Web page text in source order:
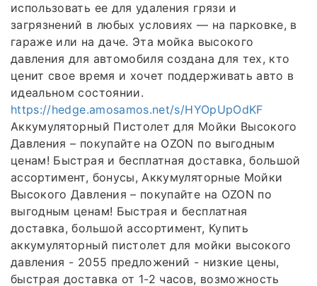
использовать ее для удаления грязи и
загрязнений в любых условиях — на парковке, в
гараже или на даче. Эта мойка высокого
давления для автомобиля создана для тех, кто
ценит свое время и хочет поддерживать авто в
идеальном состоянии.
https://hedge.amosamos.net/s/HYOpUpOdKF
Аккумуляторный Пистолет для Мойки Высокого
Давления – покупайте на OZON по выгодным
ценам! Быстрая и бесплатная доставка, большой
ассортимент, бонусы, Аккумуляторные Мойки
Высокого Давления – покупайте на OZON по
выгодным ценам! Быстрая и бесплатная
доставка, большой ассортимент, Купить
аккумуляторный пистолет для мойки высокого
давления - 2055 предложений - низкие цены,
быстрая доставка от 1-2 часов, возможность